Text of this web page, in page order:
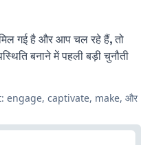
गई है और आप चल रहे हैं, तो
बनाने में पहली बड़ी चुनौती
engage, captivate, make, और